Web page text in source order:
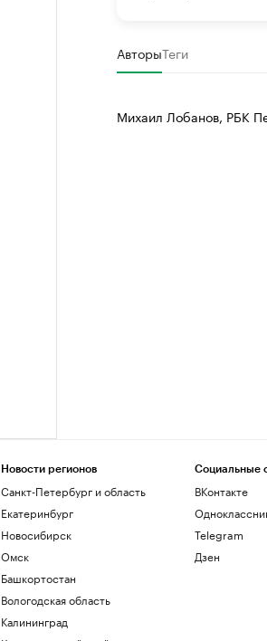
АвторыТеги
Михаил Лобанов, РБК
Новости регионов
Санкт-Петербург и область
Екатеринбург
Новосибирск
Омск
Башкортостан
Вологодская область
Калининград
Социальные
ВКонтакте
Telegram
Дзен